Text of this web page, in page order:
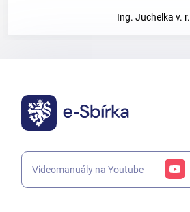
Ing. Juchelka v. r.
Videomanuály na Youtube